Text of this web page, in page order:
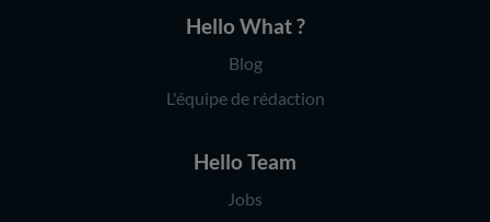
Hello What ?
Blog
L'équipe de rédaction
Hello Team
Jobs